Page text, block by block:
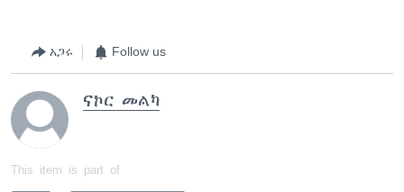
አጋሩ Follow us
ናኮር መልካ
This item is part of